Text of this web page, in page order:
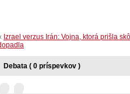
Izrael verzus Irán: Vojna, ktorá prišla
Debata ( 0 príspevkov )